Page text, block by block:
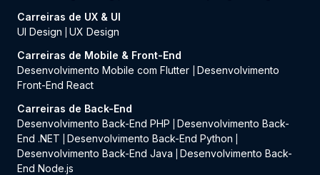
Carreiras de UX & UI
UI Design
UX Design
Carreiras de Mobile & Front-End
Desenvolvimento Mobile com Flutter
Desenvolvimento
Front-End React
Carreiras de Back-End
Desenvolvimento Back-End PHP
Desenvolvimento Back-
End .NET
Desenvolvimento Back-End Python
Desenvolvimento Back-End Java
Desenvolvimento Back-
End Node.js